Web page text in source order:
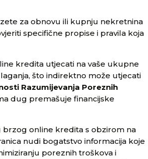
za obnovu ili kupnju nekretnina
specifične propise i pravila koja
kredita utjecati na vaše ukupne
što indirektno može utjecati
Razumijevanja Poreznih
dug premašuje financijske
brzog online kredita s obzirom na
nudi bogatstvo informacija koje
poreznih troškova i